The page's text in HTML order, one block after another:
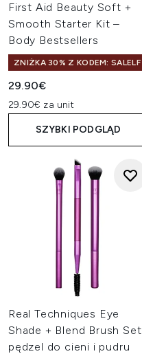
First Aid Beauty Soft +
Smooth Starter Kit –
Body Bestsellers
ZNIŻKA 30% Z KODEM: SALELF
29.90€
29.90€ za unit
SZYBKI PODGLĄD
Real Techniques Eye
Shade + Blend Brush Set
pędzel do cieni i pudru